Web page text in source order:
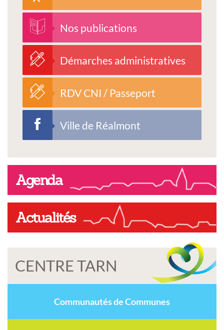
Nos publications
Démarches administratives
RDV CNI / Passeport
Ville de Réalmont
Agenda
Actualités
CENTRE TARN
Communautés de Communes